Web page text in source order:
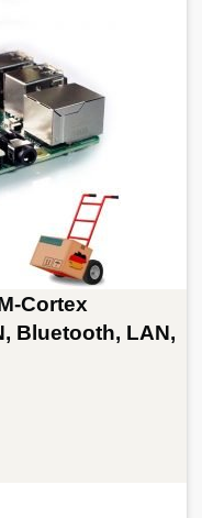
Cortex
Bluetooth, LAN,